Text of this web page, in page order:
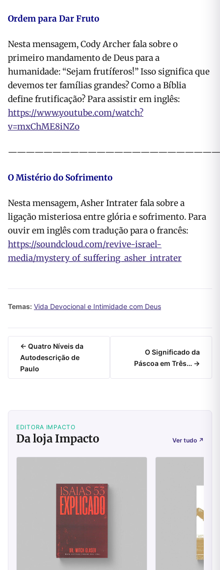
Ordem para Dar Fruto
Nesta mensagem, Cody Archer fala sobre o
primeiro mandamento de Deus para a
humanidade: “Sejam frutíferos!” Isso significa que
devemos ter famílias grandes? Como a Bíblia
define frutificação? Para assistir em inglês:
https://www.youtube.com/watch?
v=mxChME8iNZo
————————————————————————
O Mistério do Sofrimento
Nesta mensagem, Asher Intrater fala sobre a
ligação misteriosa entre glória e sofrimento. Para
ouvir em inglês com tradução para o francês:
https://soundcloud.com/revive-israel-
media/mystery_of_suffering_asher_intrater
Temas: Vida Devocional e Intimidade com Deus
← Quatro Níveis da
Autodescrição de
Paulo
O Significado da
Páscoa em Três… →
EDITORA IMPACTO
Da loja Impacto Ver tudo ↗